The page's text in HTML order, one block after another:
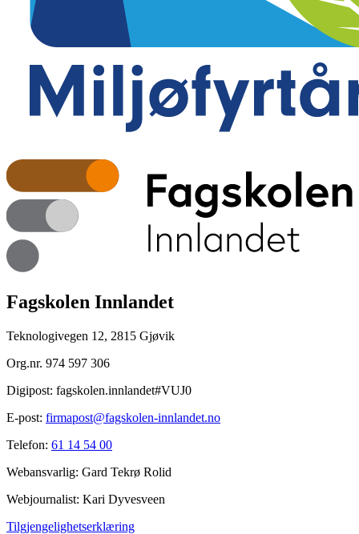
Fagskolen Innlandet
Teknologivegen 12, 2815 Gjøvik
Org.nr. 974 597 306
Digipost: fagskolen.innlandet#VUJ0
E-post: firmapost@fagskolen-innlandet.no
Telefon: 61 14 54 00
Webansvarlig: Gard Tekrø Rolid
Webjournalist: Kari Dyvesveen
Tilgjengelighetserklæring